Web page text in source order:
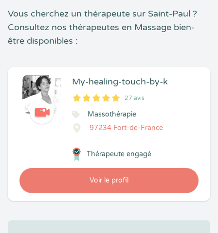
Vous cherchez un thérapeute sur Saint-Paul ?
Consultez nos thérapeutes en Massage bien-
être disponibles :
My-healing-touch-by-k
5
1
5
27 27 avis
Massothérapie
97234 Fort-de-France
Voir le profil
Thérapeute engagé